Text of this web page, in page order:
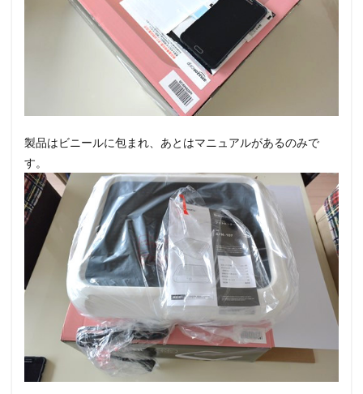
製品はビニールに包まれ、あとはマニュアルがあるのみで
す。